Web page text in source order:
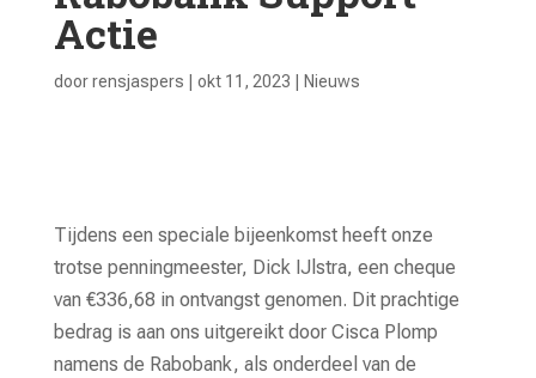
Actie
doorrensjaspers okt 11, 2023 Nieuws
Tijdens een speciale bijeenkomst heeft onze
trotse penningmeester, Dick IJlstra, een cheque
van €336,68 in ontvangst genomen. Dit prachtige
bedrag is aan ons uitgereikt door Cisca Plomp
namens de Rabobank, als onderdeel van de